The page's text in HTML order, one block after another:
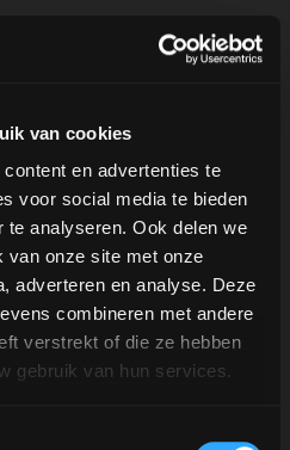
van cookies
en advertenties te
voor social media te bieden
analyseren. Ook delen we
van onze site met onze
adverteren en analyse. Deze
combineren met andere
verstrekt of die ze hebben
gebruik van hun services.
barra
la Koffie
definitiva de
bon ambient
somrigui